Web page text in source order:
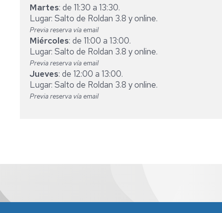
ÁREA
DE
INGENIERÍA
AGROFORESTAL
ÁREA
DE
PRODUCCIÓN
VEGETAL
DEPARTAMENTO
COLABORADORES
EN
LA
DOCENCIA
Y
COLABORADORES
EXTRAORDINARIOS
Martes: de 11:30 a 13:30.
Lugar: Salto de Roldan 3.8 y online.
Previa reserva vía email
Miércoles: de 11:00 a 13:00.
Lugar: Salto de Roldan 3.8 y online.
Previa reserva vía email
Jueves: de 12:00 a 13:00.
Lugar: Salto de Roldan 3.8 y online.
Previa reserva vía email